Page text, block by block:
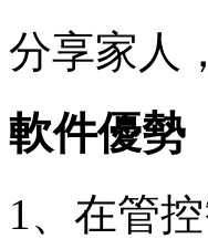
分享家人
軟件優勢
1、在管